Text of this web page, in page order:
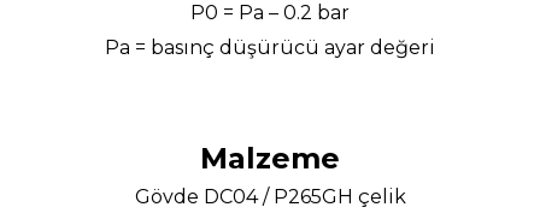
P0 = Pa – 0.2 bar
Pa = basınç düşürücü ayar değeri
Malzeme
Gövde DC04 / P265GH çelik